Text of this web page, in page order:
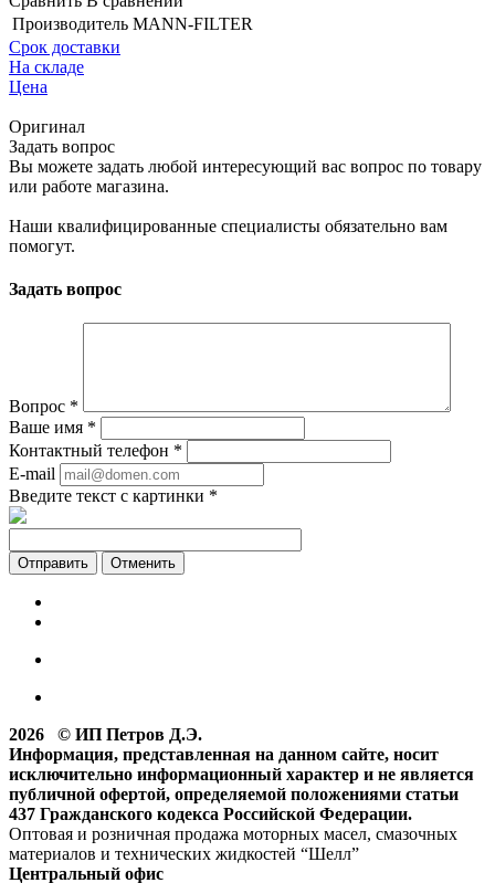
Производитель MANN-FILTER
Срок доставки
На складе
Цена
Оригинал
Задать вопрос
Вы можете задать любой интересующий вас вопрос по товару
или работе магазина.
Наши квалифицированные специалисты обязательно вам
помогут.
Задать вопрос
Вопрос *
Ваше имя *
Контактный телефон *
E-mail
Введите текст с картинки *
Отменить
2026 © ИП Петров Д.Э.
Информация, представленная на данном сайте, носит
исключительно информационный характер и не является
публичной офертой, определяемой положениями статьи
437 Гражданского кодекса Российской Федерации.
Оптовая и розничная продажа моторных масел, смазочных
материалов и технических жидкостей “Шелл”
Центральный офис